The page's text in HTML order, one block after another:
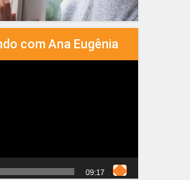
com Ana Eugênia
09:17